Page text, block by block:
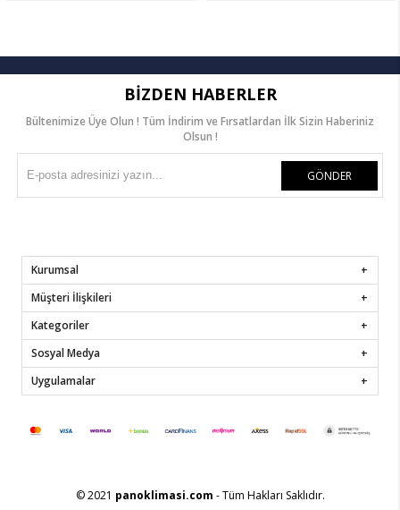
BIZDEN HABERLER
Bültenimize Üye Olun ! Tüm İndirim ve Fırsatlardan İlk Sizin Haberiniz
Olsun !
GÖNDER
Kurumsal
Müşteri İlişkileri
Kategoriler
Sosyal Medya
Uygulamalar
© 2021 panoklimasi.com - Tüm Hakları Saklıdır.